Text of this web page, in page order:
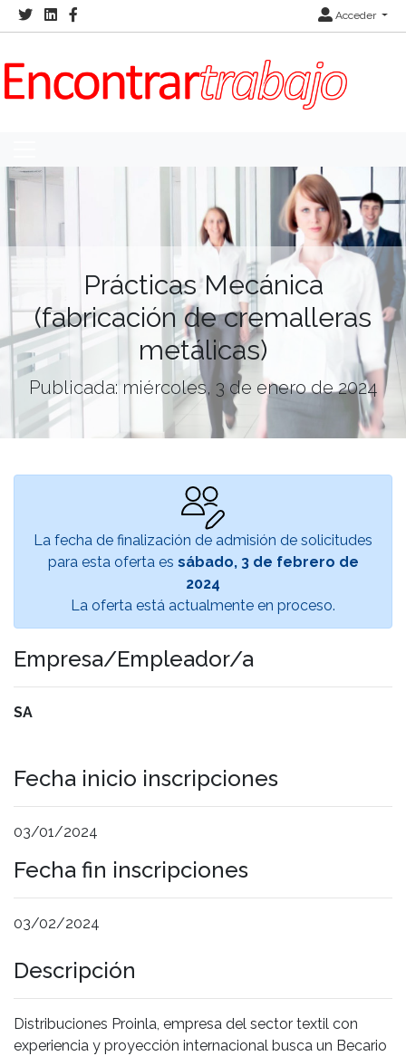
Acceder
Prácticas Mecánica
(fabricación de cremalleras
metálicas)
Publicada: miércoles, 3 de enero de 2024
La fecha de finalización de admisión de solicitudes
para esta oferta es sábado, 3 de febrero de
2024
La oferta está actualmente en proceso.
Empresa/Empleador/a
SA
Fecha inicio inscripciones
03/01/2024
Fecha fin inscripciones
03/02/2024
Descripción
Distribuciones Proinla, empresa del sector textil con
experiencia y proyección internacional busca un Becario